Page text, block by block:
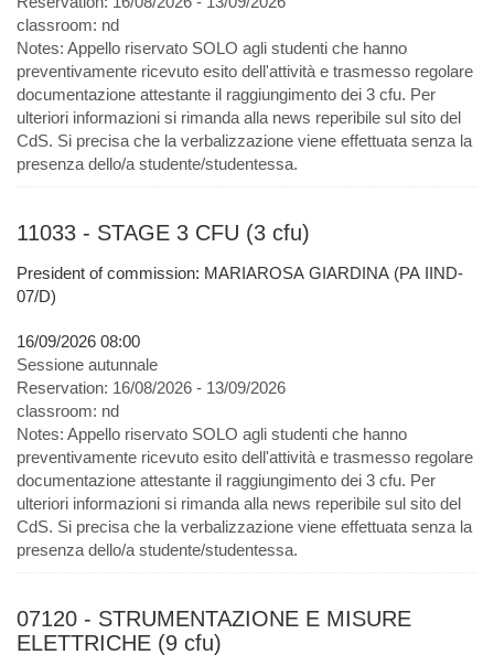
classroom: nd
Notes: Appello riservato SOLO agli studenti che hanno
preventivamente ricevuto esito dell'attività e trasmesso regolare
documentazione attestante il raggiungimento dei 3 cfu. Per
ulteriori informazioni si rimanda alla news reperibile sul sito del
CdS. Si precisa che la verbalizzazione viene effettuata senza la
presenza dello/a studente/studentessa.
11033 - STAGE 3 CFU (3 cfu)
President of commission: MARIAROSA GIARDINA (PA IIND-
07/D)
16/09/2026 08:00
Sessione autunnale
Reservation: 16/08/2026 - 13/09/2026
classroom: nd
Notes: Appello riservato SOLO agli studenti che hanno
preventivamente ricevuto esito dell'attività e trasmesso regolare
documentazione attestante il raggiungimento dei 3 cfu. Per
ulteriori informazioni si rimanda alla news reperibile sul sito del
CdS. Si precisa che la verbalizzazione viene effettuata senza la
presenza dello/a studente/studentessa.
07120 - STRUMENTAZIONE E MISURE
ELETTRICHE (9 cfu)